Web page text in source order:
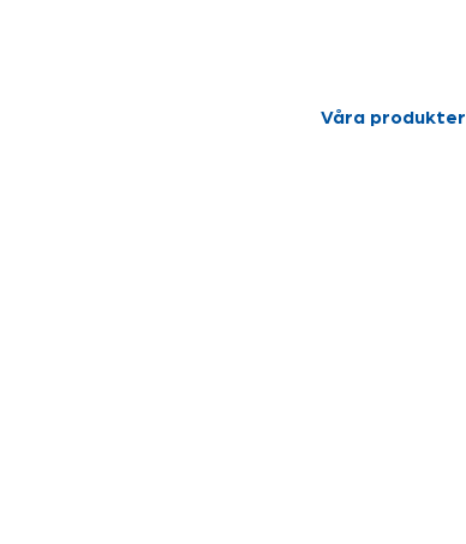
Våra produkter